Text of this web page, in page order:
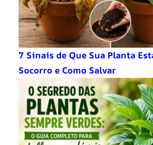
7 Sinais de Que Sua Planta
Socorro e Como Salvar